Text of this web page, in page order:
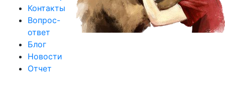
Контакты
Вопрос-
ответ
Блог
Новости
Отчет